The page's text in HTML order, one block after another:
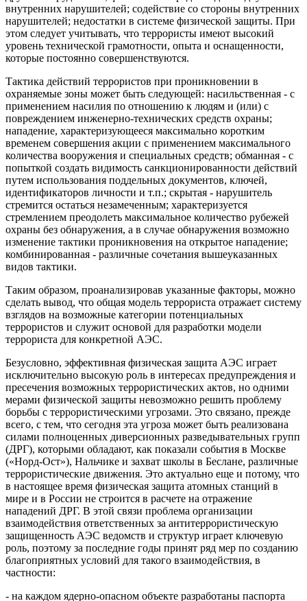
внутренних нарушителей; содействие со стороны внутренних
нарушителей; недостатки в системе физической защиты. При
этом следует учитывать, что террористы имеют высокий
уровень технической грамотности, опыта и оснащенности,
которые постоянно совершенствуются.
Тактика действий террористов при проникновении в
охраняемые зоны может быть следующей: насильственная - с
применением насилия по отношению к людям и (или) с
повреждением инженерно-технических средств охраны;
нападение, характеризующееся максимально коротким
временем совершения акции с применением максимального
количества вооружения и специальных средств; обманная - с
попыткой создать видимость санкционированности действий
путем использования поддельных документов, ключей,
идентификаторов личности и т.п.; скрытая - нарушитель
стремится остаться незамеченным; характеризуется
стремлением преодолеть максимальное количество рубежей
охраны без обнаружения, а в случае обнаружения возможно
изменение тактики проникновения на открытое нападение;
комбинированная - различные сочетания вышеуказанных
видов тактики.
Таким образом, проанализировав указанные факторы, можно
сделать вывод, что общая модель террориста отражает систему
взглядов на возможные категории потенциальных
террористов и служит основой для разработки модели
террориста для конкретной АЭС.
Безусловно, эффективная физическая защита АЭС играет
исключительно высокую роль в интересах предупреждения и
пресечения возможных террористических актов, но одними
мерами физической защиты невозможно решить проблему
борьбы с террористическими угрозами. Это связано, прежде
всего, с тем, что сегодня эта угроза может быть реализована
силами полноценных диверсионных разведывательных групп
(ДРГ), которыми обладают, как показали события в Москве
(«Норд-Ост»), Нальчике и захват школы в Беслане, различные
террористические движения. Это актуально еще и потому, что
в настоящее время физическая защита атомных станций в
мире и в России не строится в расчете на отражение
нападений ДРГ. В этой связи проблема организации
взаимодействия ответственных за антитеррористическую
защищенность АЭС ведомств и структур играет ключевую
роль, поэтому за последние годы принят ряд мер по созданию
благоприятных условий для такого взаимодействия, в
частности:
- на каждом ядерно-опасном объекте разработаны паспорта